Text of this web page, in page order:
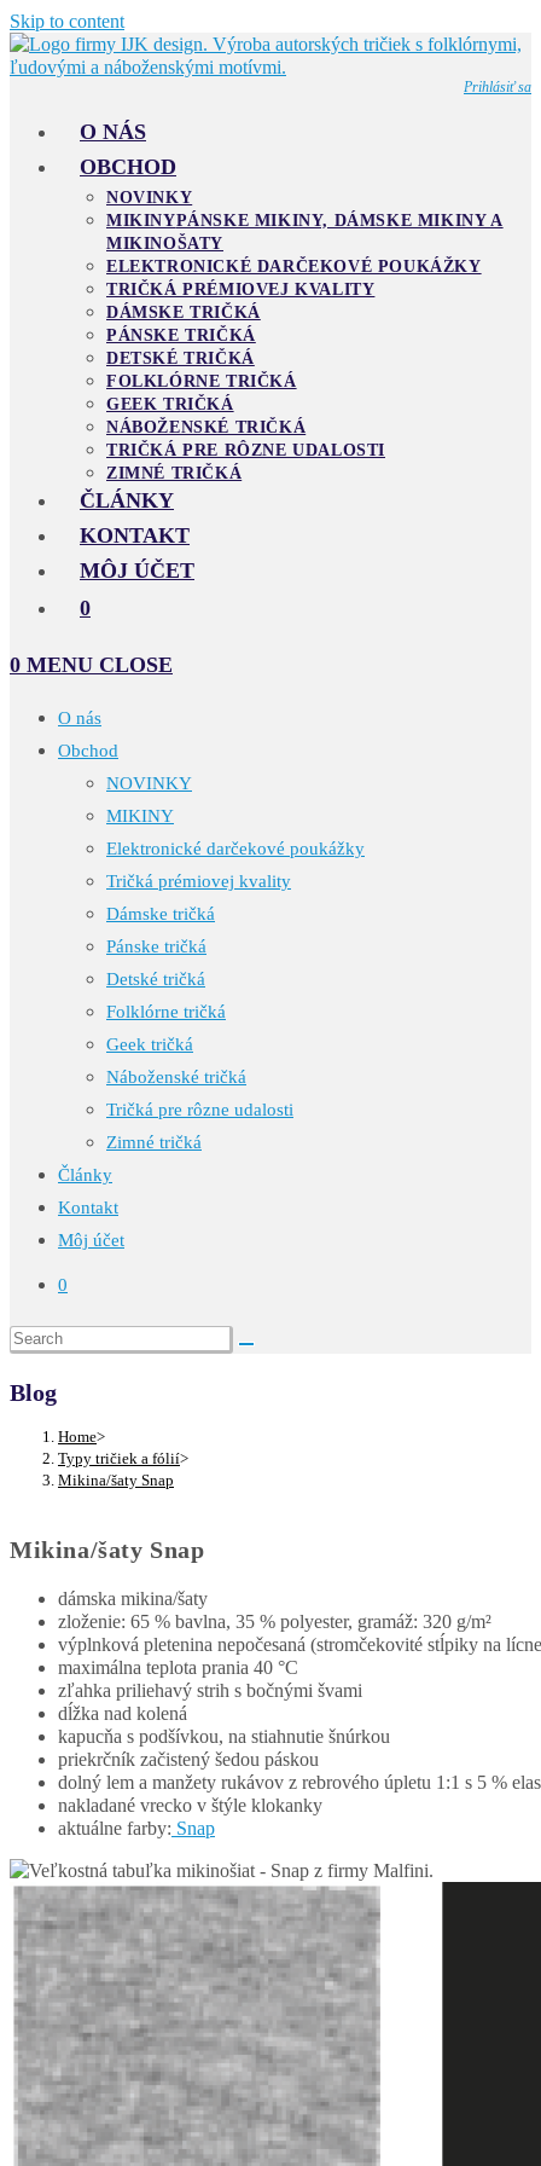
Skip to content
Prihlásiť sa
O NÁS
OBCHOD
NOVINKY
MIKINYPÁNSKE MIKINY, DÁMSKE MIKINY A
MIKINOŠATY
ELEKTRONICKÉ DARČEKOVÉ POUKÁŽKY
TRIČKÁ PRÉMIOVEJ KVALITY
DÁMSKE TRIČKÁ
PÁNSKE TRIČKÁ
DETSKÉ TRIČKÁ
FOLKLÓRNE TRIČKÁ
GEEK TRIČKÁ
NÁBOŽENSKÉ TRIČKÁ
TRIČKÁ PRE RÔZNE UDALOSTI
ZIMNÉ TRIČKÁ
ČLÁNKY
KONTAKT
MÔJ ÚČET
0
0 MENU CLOSE
O nás
Obchod
NOVINKY
MIKINY
Elektronické darčekové poukážky
Tričká prémiovej kvality
Dámske tričká
Pánske tričká
Detské tričká
Folklórne tričká
Geek tričká
Náboženské tričká
Tričká pre rôzne udalosti
Zimné tričká
Články
Kontakt
Môj účet
0
Blog
Home>
Typy tričiek a fólií>
Mikina/šaty Snap
Mikina/šaty Snap
dámska mikina/šaty
zloženie: 65 % bavlna, 35 % polyester, gramáž: 320 g/m²
výplnková pletenina nepočesaná (stromčekovité stĺpiky na
maximálna teplota prania 40 °C
zľahka priliehavý strih s bočnými švami
dĺžka nad kolená
kapucňa s podšívkou, na stiahnutie šnúrkou
priekrčník začistený šedou páskou
dolný lem a manžety rukávov z rebrového úpletu 1:1 s 5 %
nakladané vrecko v štýle klokanky
aktuálne farby: Snap